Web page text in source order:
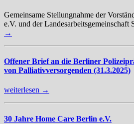
Gemeinsame Stellungnahme der
e.V. und der Landesarbeitsgemeinschaft
→
Offener Brief an die Berliner
von Palliativversorgenden (31.3.2025)
weiterlesen →
30 Jahre Home Care Berlin e.V.